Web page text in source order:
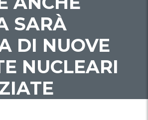
SARÀ
DI NUOVE
NUCLEARI